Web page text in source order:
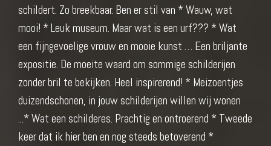
schildert. Zo breekbaar. Ben er stil van * Wauw, wat
mooi! * Leuk museum. Maar wat is een urf??? * Wat
een fijngevoelige vrouw en mooie kunst … Een briljante
expositie. De moeite waard om sommige schilderijen
zonder bril te bekijken. Heel inspirerend! * Meizoentjes
duizendschonen, in jouw schilderijen willen wij wonen
...* Wat een schilderes. Prachtig en ontroerend * Tweede
keer dat ik hier ben en nog steeds betoverend *